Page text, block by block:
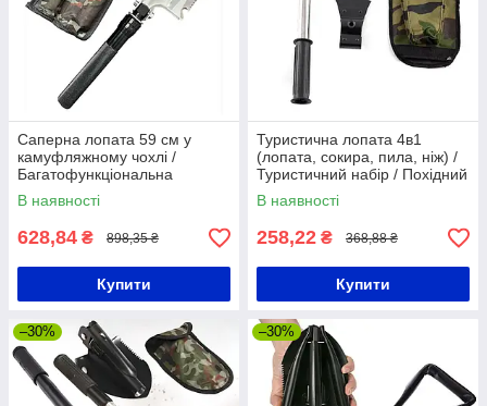
Саперна лопата 59 см у
камуфляжному чохлі /
Багатофункціональна
туристична лопатка / Похідна
лопата
В наявності
628,84 ₴ 898,35 ₴
Купити
Туристична лопата 4в1
(лопата, сокира, пила, ніж) /
Туристичний набір / Похідний
набір
В наявності
258,22 ₴ 368,88 ₴
Купити
–30% –30%